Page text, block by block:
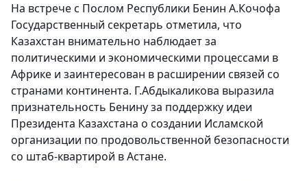
На встрече с Послом Республики Бенин А.Кочофа
Государственный секретарь отметила, что
Казахстан внимательно наблюдает за
политическими и экономическими процессами в
Африке и заинтересован в расширении связей со
странами континента. Г.Абдыкаликова выразила
признательность Бенину за поддержку идеи
Президента Казахстана о создании Исламской
организации по продовольственной безопасности
со штаб-квартирой в Астане.